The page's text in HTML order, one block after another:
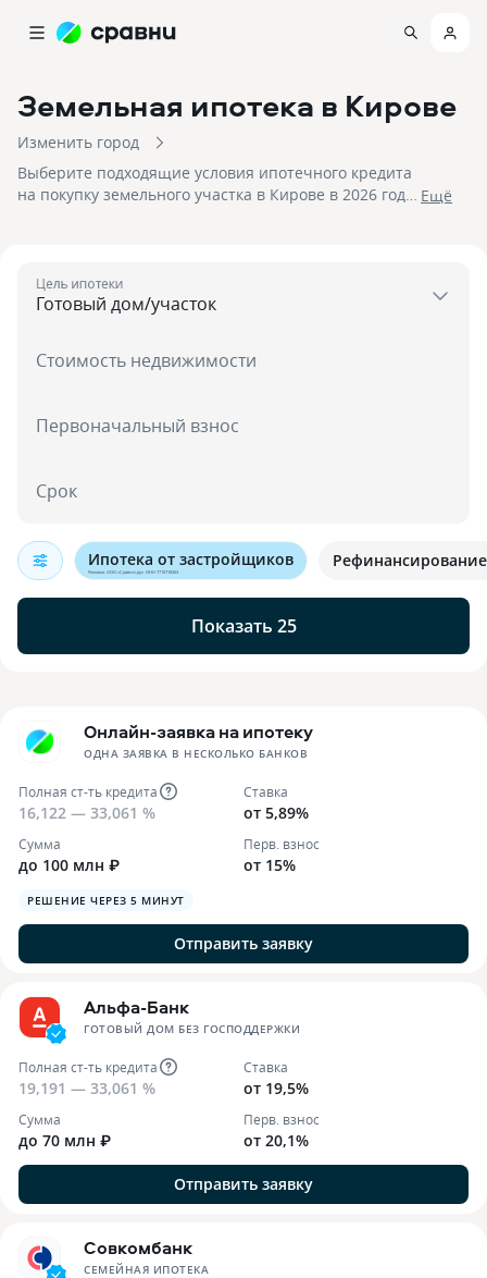
Земельная ипотека в Кирове
Изменить город
Выберите подходящие условия ипотечного кредита
на покупку земельного участка в Кирове в 2026 году! Eщё
Цель ипотеки
Стоимость недвижимости
Первоначальный взнос
Срок
Показать 25
Ипотека от застройщиков
Реклама. ООО «Сравни.ру». ИНН 7710718303
Онлайн-заявка на ипотеку
ОДНА ЗАЯВКА В НЕСКОЛЬКО БАНКОВ
Полная ст-ть кредита
16,122 — 33,061 %
Ставка
от 5,89%
Сумма
до 100 млн ₽
Перв. взнос
от 15%
РЕШЕНИЕ ЧЕРЕЗ 5 МИНУТ
Отправить заявку
Альфа-Банк
ГОТОВЫЙ ДОМ БЕЗ ГОСПОДДЕРЖКИ
Полная ст-ть кредита
19,191 — 33,061 %
Ставка
от 19,5%
Сумма
до 70 млн ₽
Перв. взнос
от 20,1%
Отправить заявку
Совкомбанк
СЕМЕЙНАЯ ИПОТЕКА